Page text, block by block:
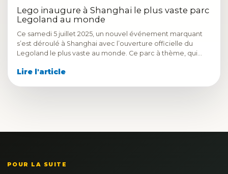
Lego inaugure à Shanghai le plus vaste parc
Legoland au monde
Ce samedi 5 juillet 2025, un nouvel événement marquant
s’est déroulé à Shanghai avec l’ouverture officielle du
Legoland le plus vaste au monde. Ce parc à thème, qui…
Lire l'article
POUR LA SUITE